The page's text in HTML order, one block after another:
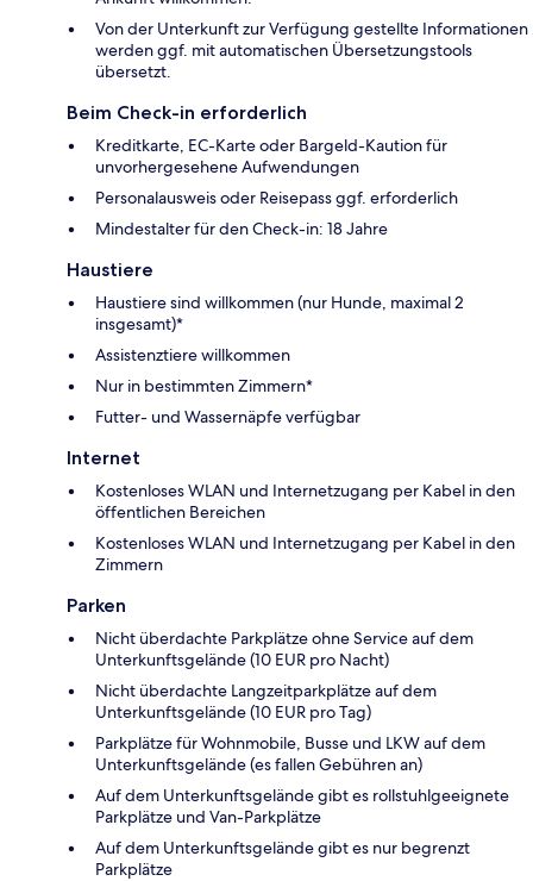
Von der Unterkunft zur Verfügung gestellte Informationen
werden ggf. mit automatischen Übersetzungstools
übersetzt.
Beim Check-in erforderlich
Kreditkarte, EC-Karte oder Bargeld-Kaution für
unvorhergesehene Aufwendungen
Personalausweis oder Reisepass ggf. erforderlich
Mindestalter für den Check-in: 18 Jahre
Haustiere
Haustiere sind willkommen (nur Hunde, maximal 2
insgesamt)*
Assistenztiere willkommen
Nur in bestimmten Zimmern*
Futter- und Wassernäpfe verfügbar
Internet
Kostenloses WLAN und Internetzugang per Kabel in den
öffentlichen Bereichen
Kostenloses WLAN und Internetzugang per Kabel in den
Zimmern
Parken
Nicht überdachte Parkplätze ohne Service auf dem
Unterkunftsgelände (10 EUR pro Nacht)
Nicht überdachte Langzeitparkplätze auf dem
Unterkunftsgelände (10 EUR pro Tag)
Parkplätze für Wohnmobile, Busse und LKW auf dem
Unterkunftsgelände (es fallen Gebühren an)
Auf dem Unterkunftsgelände gibt es rollstuhlgeeignete
Parkplätze und Van-Parkplätze
Auf dem Unterkunftsgelände gibt es nur begrenzt
Parkplätze